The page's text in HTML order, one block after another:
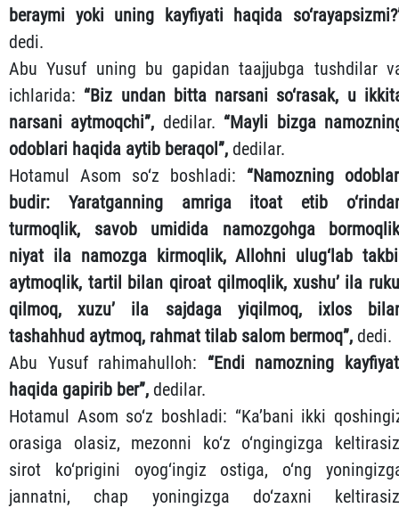
beraymi yoki uning kayfiyati haqida
dedi.
Abu Yusuf uning bu gapidan taajjubga tushdilar
ichlarida: “Biz undan bitta narsani so‘rasak, u
narsani aytmoqchi”, dedilar. “Mayli bizga
odoblari haqida aytib beraqol”, dedilar.
Hotamul Asom so‘z boshladi: “Namozning
budir: Yaratganning amriga itoat etib
turmoqlik, savob umidida namozgohga
niyat ila namozga kirmoqlik, Allohni ulug‘lab
aytmoqlik, tartil bilan qiroat qilmoqlik, xushu’ ila
qilmoq, xuzu’ ila sajdaga yiqilmoq, ixlos
tashahhud aytmoq, rahmat tilab salom bermoq”, dedi.
Abu Yusuf rahimahulloh: “Endi namozning
haqida gapirib ber”, dedilar.
Hotamul Asom so‘z boshladi: “Ka’bani ikki
orasiga olasiz, mezonni ko‘z o‘ngingizga
sirot ko‘prigini oyog‘ingiz ostiga, o‘ng
jannatni, chap yoningizga do‘zaxni